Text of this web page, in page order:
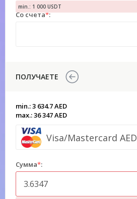
min.: 1 000 USDT
Со счета*:
ПОЛУЧАЕТЕ
min.: 3 634.7 AED
max.: 36 347 AED
Visa/Mastercard AED
Сумма*: